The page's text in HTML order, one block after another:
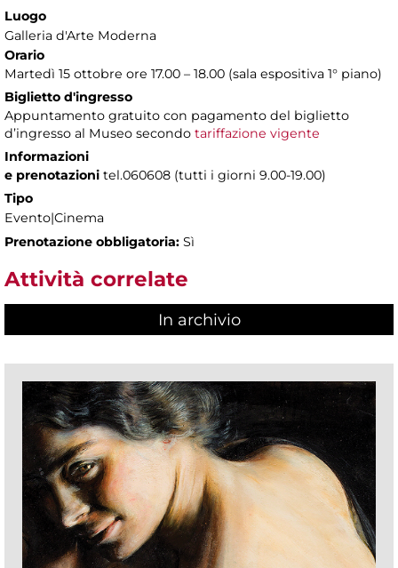
Luogo
Galleria d'Arte Moderna
Orario
Martedì 15 ottobre ore 17.00 – 18.00 (sala espositiva 1° piano)
Biglietto d'ingresso
Appuntamento gratuito con pagamento del biglietto
d’ingresso al Museo secondo tariffazione vigente
Informazioni
e prenotazioni tel.060608 (tutti i giorni 9.00-19.00)
Tipo
Evento|Cinema
Prenotazione obbligatoria: Sì
Attività correlate
In archivio